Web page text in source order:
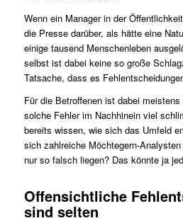
Wenn ein Manager in der
die Presse darüber, als hätte eine
einige tausend Menschenleben
selbst ist dabei keine so große
Tatsache, dass es
Für die Betroffenen ist dabei
solche Fehler im Nachhinein viel
bereits wissen, wie sich das Umfeld
sich zahlreiche Möchtegern-
nur so falsch liegen? Das könnte ja
Offensichtliche
sind selten